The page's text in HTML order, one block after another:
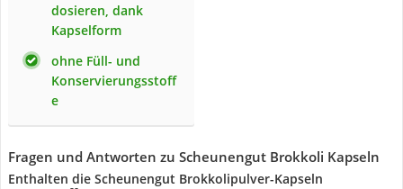
dosieren, dank
Kapselform
ohne Füll- und
Konservierungsstoff
e
Fragen und Antworten zu Scheunengut Brokkoli Kapseln
Enthalten die Scheunengut Brokkolipulver-Kapseln